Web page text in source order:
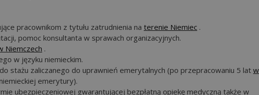
pracownikom z tytułu zatrudnienia na terenie Niemiec .
pomoc konsultanta w sprawach organizacyjnych.
Niemczech .
w języku niemieckim.
stażu zaliczanego do uprawnień emerytalnych (po przepracowaniu 5 lat w
emerytury).
ubezpieczeniowej gwarantującej bezpłatną opiekę medyczną także w